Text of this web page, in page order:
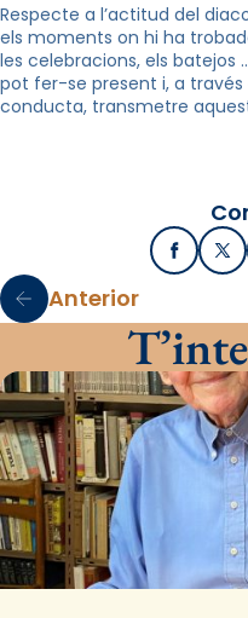
Respecte a l’actitud del
els moments on hi ha
les celebracions, els batejos
pot fer-se present i, a través
conducta, transmetre
X
Anterior